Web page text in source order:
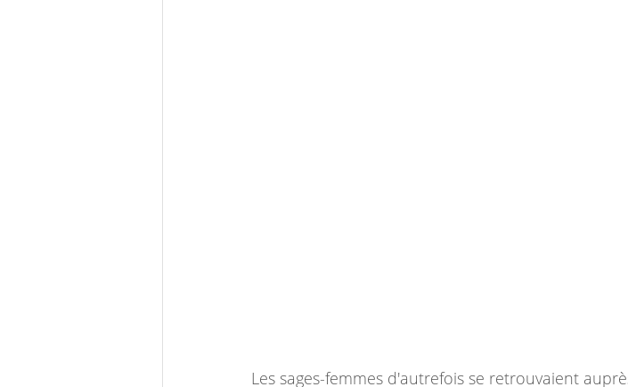
Les sages-femmes d'autrefois se retrouvaient